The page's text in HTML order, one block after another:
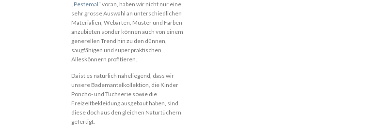
„Pestemal“voran, haben wir nicht nur eine
sehr grosse Auswahl an unterschiedlichen
Materialien, Webarten, Muster und Farben
anzubieten sonder können auch von einem
generellen Trend hin zu den dünnen,
saugfähigen und super praktischen
Alleskönnern profitieren.
Da ist es natürlich naheliegend, dass wir
unsere Bademantelkollektion, die Kinder
Poncho- und Tuchserie sowie die
Freizeitbekleidung ausgebaut haben, sind
diese doch aus den gleichen Naturtüchern
gefertigt.